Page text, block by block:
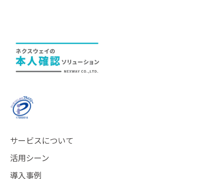
サービスについて
活用シーン
導入事例